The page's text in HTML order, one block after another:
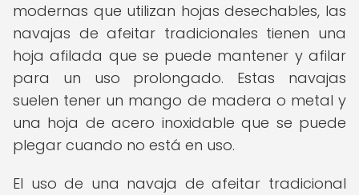
modernas que utilizan hojas desechables, las
navajas de afeitar tradicionales tienen una
hoja afilada que se puede mantener y afilar
para un uso prolongado. Estas navajas
suelen tener un mango de madera o metal y
una hoja de acero inoxidable que se puede
plegar cuando no está en uso.
El uso de una navaja de afeitar tradicional